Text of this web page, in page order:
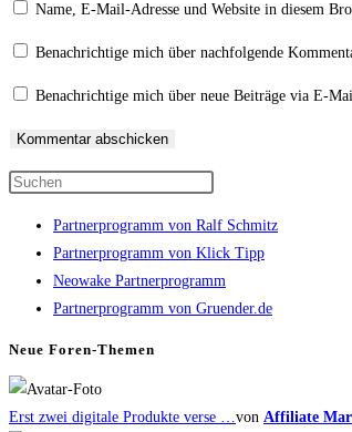
Benutzernamen
zum
ein
Adresse
Kommentieren
ein
URL
(optional)
Name, E-Mail-Adresse und Website in diesem
Benachrichtige mich über nachfolgende
Benachrichtige mich über neue Beiträge via E-
to
close
the
search
Partnerprogramm von Ralf Schmitz
Partnerprogramm von Klick Tipp
Neowake Partnerprogramm
Partnerprogramm von Gruender.de
Neue Foren-Themen
Erst zwei digitale Produkte verse … von Affiliate